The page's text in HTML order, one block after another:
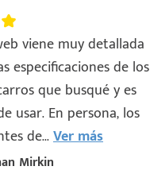
viene muy detallada
especificaciones de los
que busqué y es
usar. En persona, los
de...Ver más
Mirkin